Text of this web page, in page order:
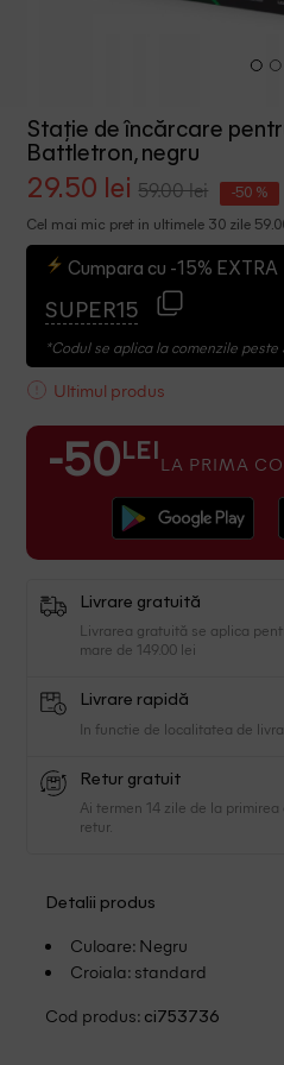
Stație de încărcare
Battletron, negru
29.50 lei 59.00 lei -50 %
Cel mai mic pret in ultimele 30 zile
Cumpara cu -15% EXTRA
SUPER15
*Codul se aplica la comenzile peste
Ultimul produs
-50 LEI LA PRIMA
Livrare gratuită
Livrarea gratuită se aplica
mare de 149.00 lei
Livrare rapidă
In functie de localitatea de
Retur gratuit
Ai termen 14 zile de la
retur.
Detalii produs
Culoare: Negru
Croiala: standard
Cod produs: ci753736